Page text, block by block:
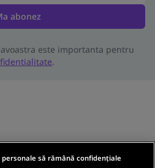
abonez
este importanta pentru
.
să rămână confidențiale